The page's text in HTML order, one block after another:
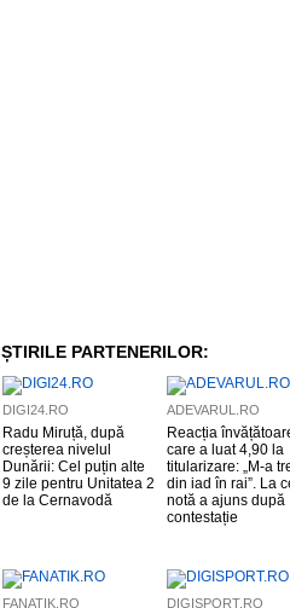
ȘTIRILE PARTENERILOR:
DIGI24.RO
Radu Miruță, după
creșterea nivelul
Dunării: Cel puțin alte
9 zile pentru Unitatea 2
de la Cernavodă
ADEVARUL.RO
Reacția
care a luat 4,90 la
titularizare: „M-a
din iad în rai”. La
notă a ajuns după
contestație
FANATIK.RO DIGISPORT.RO